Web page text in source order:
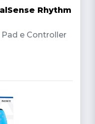
Rhythm
e Controller